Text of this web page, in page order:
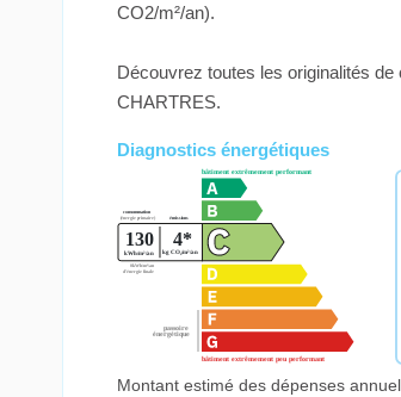
CO2/m²/an).
Découvrez toutes les originalités
CHARTRES.
Diagnostics énergétiques
Montant estimé des dépenses